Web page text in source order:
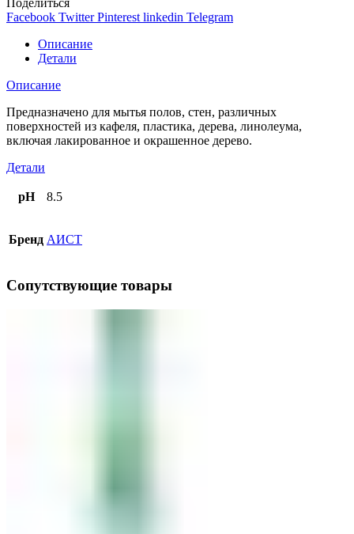
Поделиться
Facebook Twitter Pinterest linkedin Telegram
Описание
Детали
Описание
Предназначено для мытья полов, стен, различных
поверхностей из кафеля, пластика, дерева, линолеума,
включая лакированное и окрашенное дерево.
Детали
pH 8.5
Бренд АИСТ
Сопутствующие товары